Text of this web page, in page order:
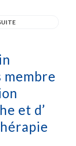
membre
et d’